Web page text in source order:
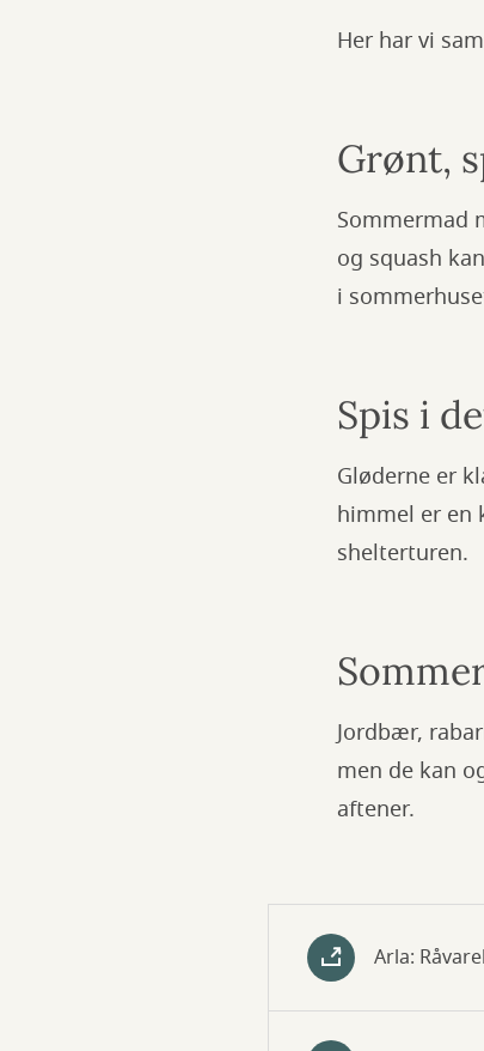
Her har vi
Grønt,
Sommermad
og squash
i
Spis i
Gløderne er
himmel er en
shelterturen.
Jordbær,
men de kan
aftener.
Arla: